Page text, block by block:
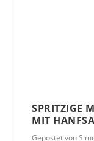
SPRITZIGE
MIT
Gepostet von